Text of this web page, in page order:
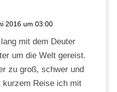
2016 um 03:00
mit dem Deuter
um die Welt gereist.
zu groß, schwer und
kurzem Reise ich mit